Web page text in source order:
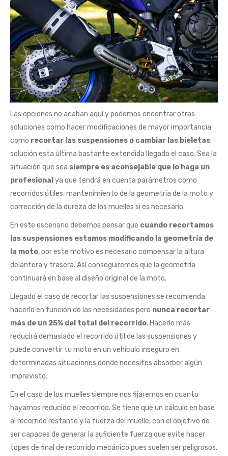
Las opciones no acaban aquí y podemos encontrar otras
soluciones como hacer modificaciones de mayor importancia
como recortar las suspensiones o cambiar las bieletas,
solución esta última bastante extendida llegado el caso. Sea la
situación que sea siempre es aconsejable que lo haga un
profesional ya que tendrá en cuenta parámetros como
recorridos útiles, mantenimiento de la geometría de la moto y
corrección de la dureza de los muelles si es necesario.
En este escenario debemos pensar que cuando recortamos
las suspensiones estamos modificando la geometría de
la moto, por este motivo es necesario compensar la altura
delantera y trasera. Así conseguiremos que la geometría
continuará en base al diseño original de la moto.
Llegado el caso de recortar las suspensiones se recomienda
hacerlo en función de las necesidades pero nunca recortar
más de un 25% del total del recorrido. Hacerlo más
reducirá demasiado el recorrido útil de las suspensiones y
puede convertir tu moto en un vehículo inseguro en
determinadas situaciones donde necesites absorber algún
imprevisto.
En el caso de los muelles siempre nos fijaremos en cuanto
hayamos reducido el recorrido. Se tiene que un cálculo en base
al recorrido restante y la fuerza del muelle, con el objetivo de
ser capaces de generar la suficiente fuerza que evite hacer
topes de final de recorrido mecánico pues suelen ser peligrosos.